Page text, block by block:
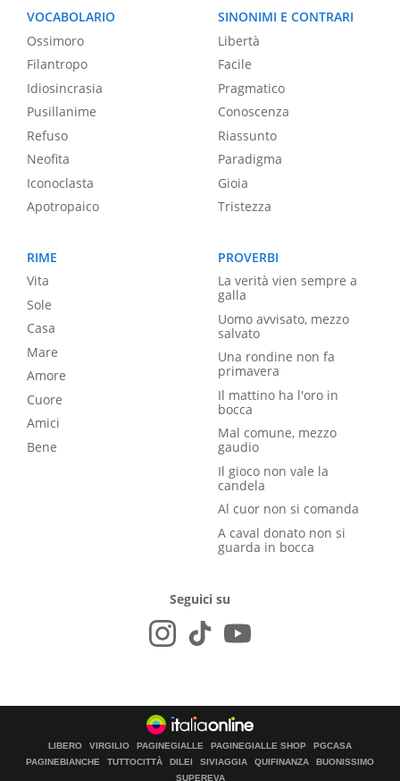
VOCABOLARIO
Ossimoro
Filantropo
Idiosincrasia
Pusillanime
Refuso
Neofita
Iconoclasta
Apotropaico
SINONIMI E CONTRARI
Libertà
Facile
Pragmatico
Conoscenza
Riassunto
Paradigma
Gioia
Tristezza
RIME
Vita
Sole
Casa
Mare
Amore
Cuore
Amici
Bene
PROVERBI
La verità vien sempre a
galla
Uomo avvisato, mezzo
salvato
Una rondine non fa
primavera
Il mattino ha l'oro in
bocca
Mal comune, mezzo
gaudio
Il gioco non vale la
candela
Al cuor non si comanda
A caval donato non si
guarda in bocca
Seguici su
LIBERO VIRGILIO PAGINEGIALLE PAGINEGIALLE SHOP
PGCASA
PAGINEBIANCHE
TUTTOCITTÀ DILEI SIVIAGGIA QUIFINANZA
BUONISSIMO
SUPEREVA